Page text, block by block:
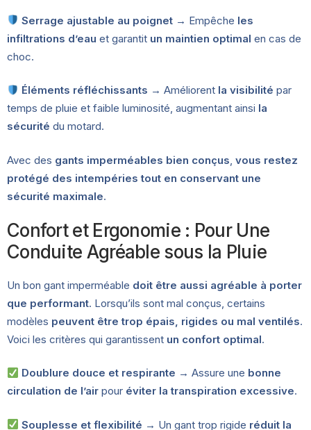
Serrage ajustable au poignet → Empêche les
infiltrations d’eau et garantit un maintien optimal en cas de
choc.
Éléments réfléchissants → Améliorent la visibilité par
temps de pluie et faible luminosité, augmentant ainsi la
sécurité du motard.
Avec des gants imperméables bien conçus vous restez
protégé des intempéries tout en conservant une
sécurité maximale.
Confort et Ergonomie : Pour Une
Conduite Agréable sous la Pluie
Un bon gant imperméable doit être aussi agréable à porter
que performant. Lorsqu’ils sont mal conçus, certains
modèles peuvent être trop épais, rigides ou mal ventilés.
Voici les critères qui garantissent un confort optimal.
Doublure douce et respirante → Assure une bonne
circulation de l’air pour éviter la transpiration excessive.
Souplesse et flexibilité → Un gant trop rigide réduit la